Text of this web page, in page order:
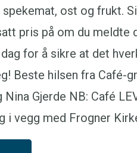
spekemat, ost og frukt.
pris på om du
for å sikre at det
Beste hilsen fra Café-
Gjerde NB: Café
i vegg med Frogner